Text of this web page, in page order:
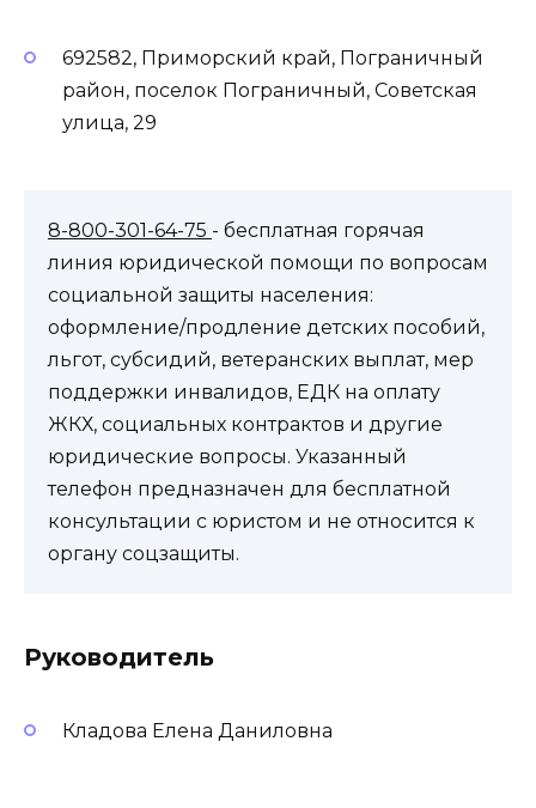
692582, Приморский край, Пограничный
район, поселок Пограничный, Советская
улица, 29
8-800-301-64-75 - бесплатная горячая
линия юридической помощи по вопросам
социальной защиты населения:
оформление/продление детских пособий,
льгот, субсидий, ветеранских выплат, мер
поддержки инвалидов, ЕДК на оплату
ЖКХ, социальных контрактов и другие
юридические вопросы. Указанный
телефон предназначен для бесплатной
консультации с юристом и не относится к
органу соцзащиты.
Руководитель
Кладова Елена Даниловна